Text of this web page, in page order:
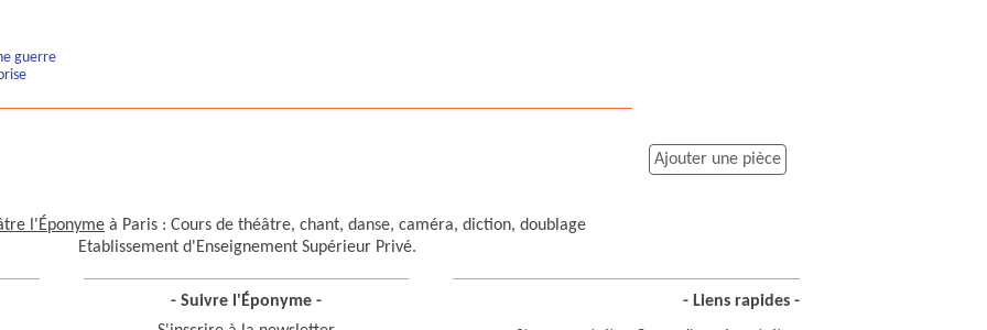
guerre
Ajouter une pièce
l'Éponyme à Paris : Cours de théâtre, chant, danse, caméra, diction, doublage
Etablissement d'Enseignement Supérieur Privé.
- Suivre l'Éponyme -
- Liens rapides -